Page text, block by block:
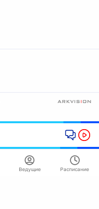
Ведущие Расписание